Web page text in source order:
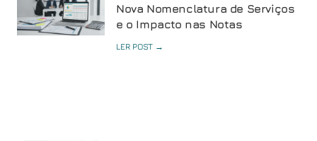
Nova Nomenclatura de Serviços
e o Impacto nas Notas
LER POST →